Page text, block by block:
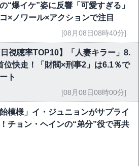
“爆イケ”姿に反響「可愛すぎる」
×ノワール×アクションで注目
[08月08日08時40分]
日視聴率TOP10】「人妻キラー」8.
位快走！「財閥×刑事2」は6.1％で
ト
[08月08日08時00分]
飴模様」イ・ジュニョンがサプライ
チョン・ヘインの“弟分”役で再共